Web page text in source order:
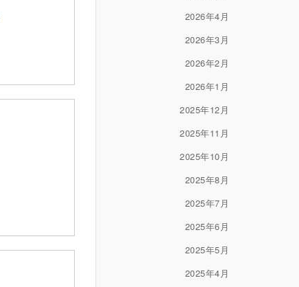
2026年4月
2026年3月
2026年2月
2026年1月
2025年12月
2025年11月
2025年10月
2025年8月
2025年7月
2025年6月
2025年5月
2025年4月